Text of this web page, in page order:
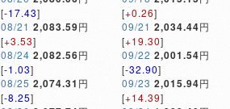
[-17.43]
08/21 2,083.59円
[+3.53]
08/24 2,082.56円
[-1.03]
08/25 2,074.31 円
[-8.25]
[+0.26]
09/21 2,034.44円
[+19.30]
09/22 2,001.54円
[-32.90]
09/23 2,015.94円
[+14.39]